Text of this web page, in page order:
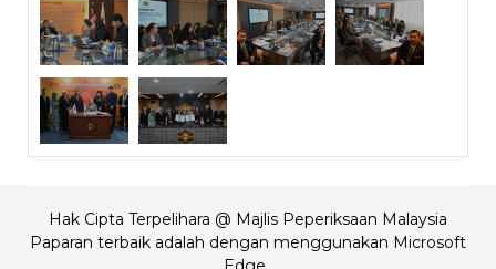
Hak Cipta Terpelihara @ Majlis Peperiksaan Malaysia
Paparan terbaik adalah dengan menggunakan Microsoft